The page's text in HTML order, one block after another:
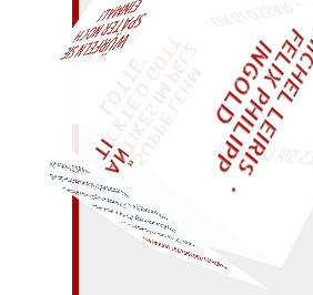
„
S
U
P
P
E
L
E
H
M
A
N
T
I
K
E
S
I
M
P
E
L
Z T
I
C
K
T
E
O
G
O
T
T L
O
T
T
E
"
REGENSCHIRM
irr:
Gene scheren. –
(Schergen: Grimm auf
Neger). – Ren gen Geschirr.
Gerne Schnee mischen!
mir? Reh schenken! M
I
C
H
E
L
L
E
I
R
I
S
・
F
E
L
I
X
P
H
I
L
I
P
P
I
N
G
O
L
DLIES SIR LEIRIS
AL!